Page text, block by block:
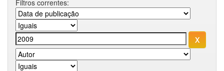
Filtros correntes: